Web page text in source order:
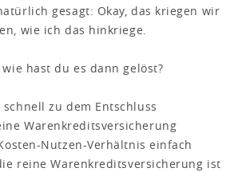
gesagt: Okay, das kriegen wir
wie ich das hinkriege.
wie hast du es dann gelöst?
zu dem Entschluss
Warenkreditsversicherung
Nutzen-Verhältnis einfach
reine Warenkreditsversicherung ist